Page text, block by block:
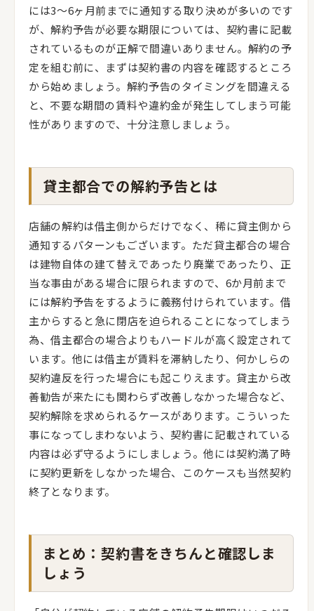
には3～6ヶ月前までに通知する取り決めが多いのです
が、解約予告が必要な期限については、契約書に記載
されているものが正解で間違いありません。解約の予
定を組む前に、まずは契約書の内容を確認するところ
から始めましょう。解約予告のタイミングを間違える
と、不要な期間の賃料や違約金が発生してしまう可能
性がありますので、十分注意しましょう。
貸主都合での解約予告とは
店舗の解約は借主側からだけでなく、稀に貸主側から
通知するパターンもございます。ただ貸主都合の場合
は建物自体の建て替えであったり廃業であったり、正
当な事由がある場合に限られますので、6か月前まで
には解約予告をするように義務付けられています。借
主からすると急に閉店を迫られることになってしまう
為、借主都合の場合よりもハードルが高く設定されて
います。他には借主が賃料を滞納したり、何かしらの
契約違反を行った場合にも起こりえます。貸主から改
善勧告が来たにも関わらず改善しなかった場合など、
契約解除を求められるケースがあります。こういった
事になってしまわないよう、契約書に記載されている
内容は必ず守るようにしましょう。他には契約満了時
に契約更新をしなかった場合、このケースも当然契約
終了となります。
まとめ：契約書をきちんと確認しま
しょう